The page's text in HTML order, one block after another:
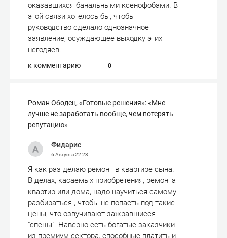
оказавшихся банальными ксенофобами. В
этой связи хотелось бы, чтобы
руководство сделало однозначное
заявление, осуждающее выходку этих
негодяев.
к комментарию 0
Роман Ободец, «Готовые решения»: «Мне
лучше не заработать вообще, чем потерять
репутацию»
Фидарис
6 Августа22:23
Я как раз делаю ремонт в квартире сына.
В делах, касаемых приобретения, ремонта
квартир или дома, надо научиться самому
разбираться , чтобы не попасть под такие
цены, что озвучивают зажравшиеся
"спецы". Наверно есть богатые заказчики
из премиум сектора, способные платить и